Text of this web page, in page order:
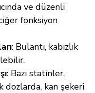
ve düzenli
fonksiyon
: Bulantı, kabızlık
: Bazı statinler,
dozlarda, kan şekeri